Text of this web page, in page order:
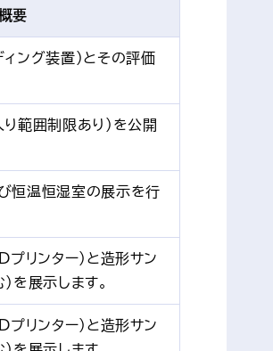
要
ング装置)とその評価
範囲制限あり）を公開
恒温恒湿室の展示を行
リンター）と造形サン
を展示します。
リンター）と造形サン